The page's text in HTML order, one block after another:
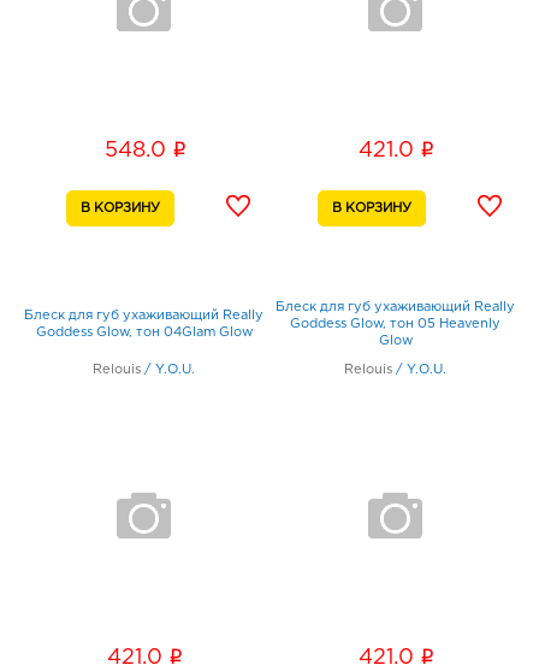
548.0 i 421.0 i
Блеск для губ ухаживающий Really
Goddess Glow, тон 04Glam Glow
Relouis / Y.O.U.
421.0 i
Блеск для губ ухаживающий Really
Goddess Glow, тон 05 Heavenly
Glow
Relouis / Y.O.U.
421.0 i